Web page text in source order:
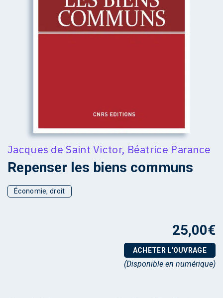
Jacques de Saint Victor, Béatrice Parance
Repenser les biens communs
Économie, droit
25,00€
ACHETER L'OUVRAGE
(Disponible en numérique)